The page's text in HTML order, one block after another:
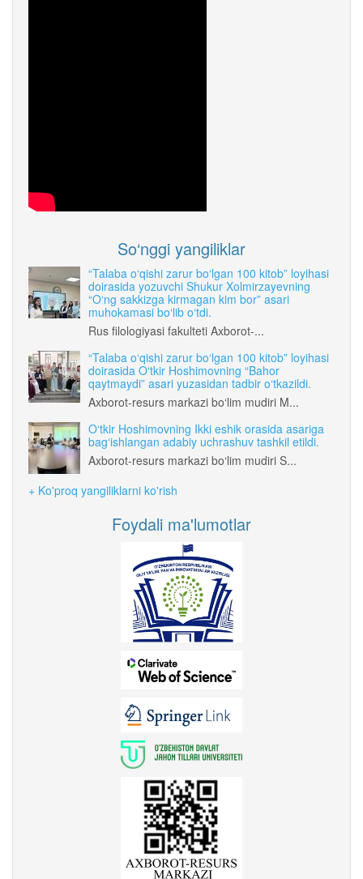
So‘nggi yangiliklar
“Talaba o‘qishi zarur bo‘lgan 100 kitob” loyihasi
doirasida yozuvchi Shukur Xolmirzayevning
“O‘ng sakkizga kirmagan kim bor” asari
muhokamasi bo‘lib o‘tdi.
Rus filologiyasi fakulteti Axborot-...
“Talaba o‘qishi zarur bo‘lgan 100 kitob” loyihasi
doirasida O‘tkir Hoshimovning “Bahor
qaytmaydi” asari yuzasidan tadbir o‘tkazildi.
Axborot-resurs markazi bo‘lim mudiri M...
O‘tkir Hoshimovning Ikki eshik orasida asariga
bag‘ishlangan adabiy uchrashuv tashkil etildi.
Axborot-resurs markazi bo‘lim mudiri S...
+ Ko'proq yangiliklarni ko'rish
Foydali ma'lumotlar